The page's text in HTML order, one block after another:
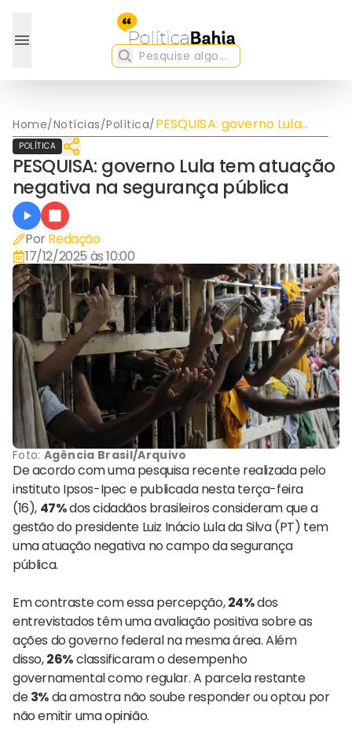
Home/Notícias/Política/PESQUISA: governo Lula
tem atuação negativa na
POLÍTICA
PESQUISA: governo Lula tem atuação
negativa na segurança pública
Por Redação
17/12/2025 às 10:00
Foto:Agência Brasil/Arquivo
De acordo com uma pesquisa recente realizada pelo
instituto Ipsos-Ipec e publicada nesta terça-feira
(16), 47%dos cidadãos brasileiros consideram que a
gestão do presidente Luiz Inácio Lula da Silva (PT) tem
uma atuação negativa no campo da segurança
pública.
Em contraste com essa percepção,24%dos
entrevistados têm uma avaliação positiva sobre as
ações do governo federal na mesma área. Além
disso,26%classificaram o desempenho
governamental como regular. A parcela restante
de3%da amostra não soube responder ou optou por
não emitir uma opinião.